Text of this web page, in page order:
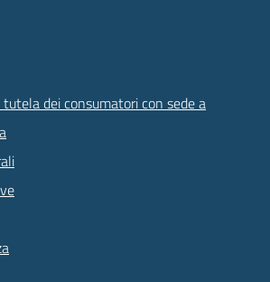
dei consumatori con sede a